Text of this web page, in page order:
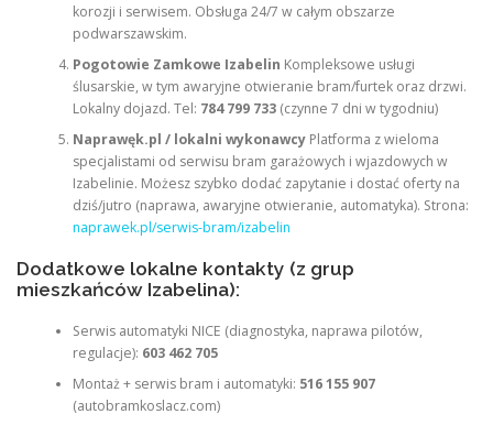
korozji i serwisem. Obsługa 24/7 w całym obszarze
podwarszawskim.
Pogotowie Zamkowe Izabelin Kompleksowe usługi
ślusarskie, w tym awaryjne otwieranie bram/furtek oraz drzwi.
Lokalny dojazd. Tel: 784 799 733(czynne 7 dni w tygodniu)
Naprawęk.pl / lokalni wykonawcyPlatforma z wieloma
specjalistami od serwisu bram garażowych i wjazdowych w
Izabelinie. Możesz szybko dodać zapytanie i dostać oferty na
dziś/jutro (naprawa, awaryjne otwieranie, automatyka). Strona:
naprawek.pl/serwis-bram/izabelin
Dodatkowe lokalne kontakty (z grup
mieszkańców Izabelina):
Serwis automatyki NICE (diagnostyka, naprawa pilotów,
regulacje): 603 462 705
Montaż + serwis bram i automatyki: 516 155 907
(autobramkoslacz.com)